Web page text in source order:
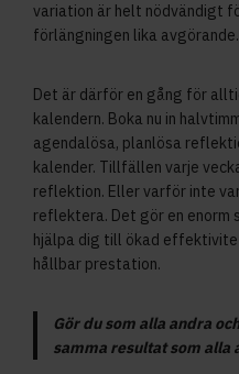
variation är helt nödvändigt
förlängningen lika avgörande.
Det är därför en gång för
kalendern. Boka nu in
agendalösa, planlösa
kalender. Tillfällen varje
reflektion. Eller varför inte
reflektera. Det gör en enorm
hjälpa dig till ökad
hållbar prestation.
Gör du som alla andra
samma resultat som alla